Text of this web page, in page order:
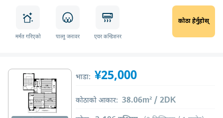
मर्मत गरिएको पाल्तु जनावर एयर कन्डिशनर
कोठा हेर्नुहोस्
भाडा: ¥25,000
कोठाको आकार: 38.06m² / 2DK